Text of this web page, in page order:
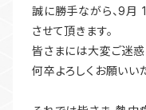
誠に勝手ながら、9月
させて頂きます。
皆さまには大変ご迷惑
何卒よろしくお願いい